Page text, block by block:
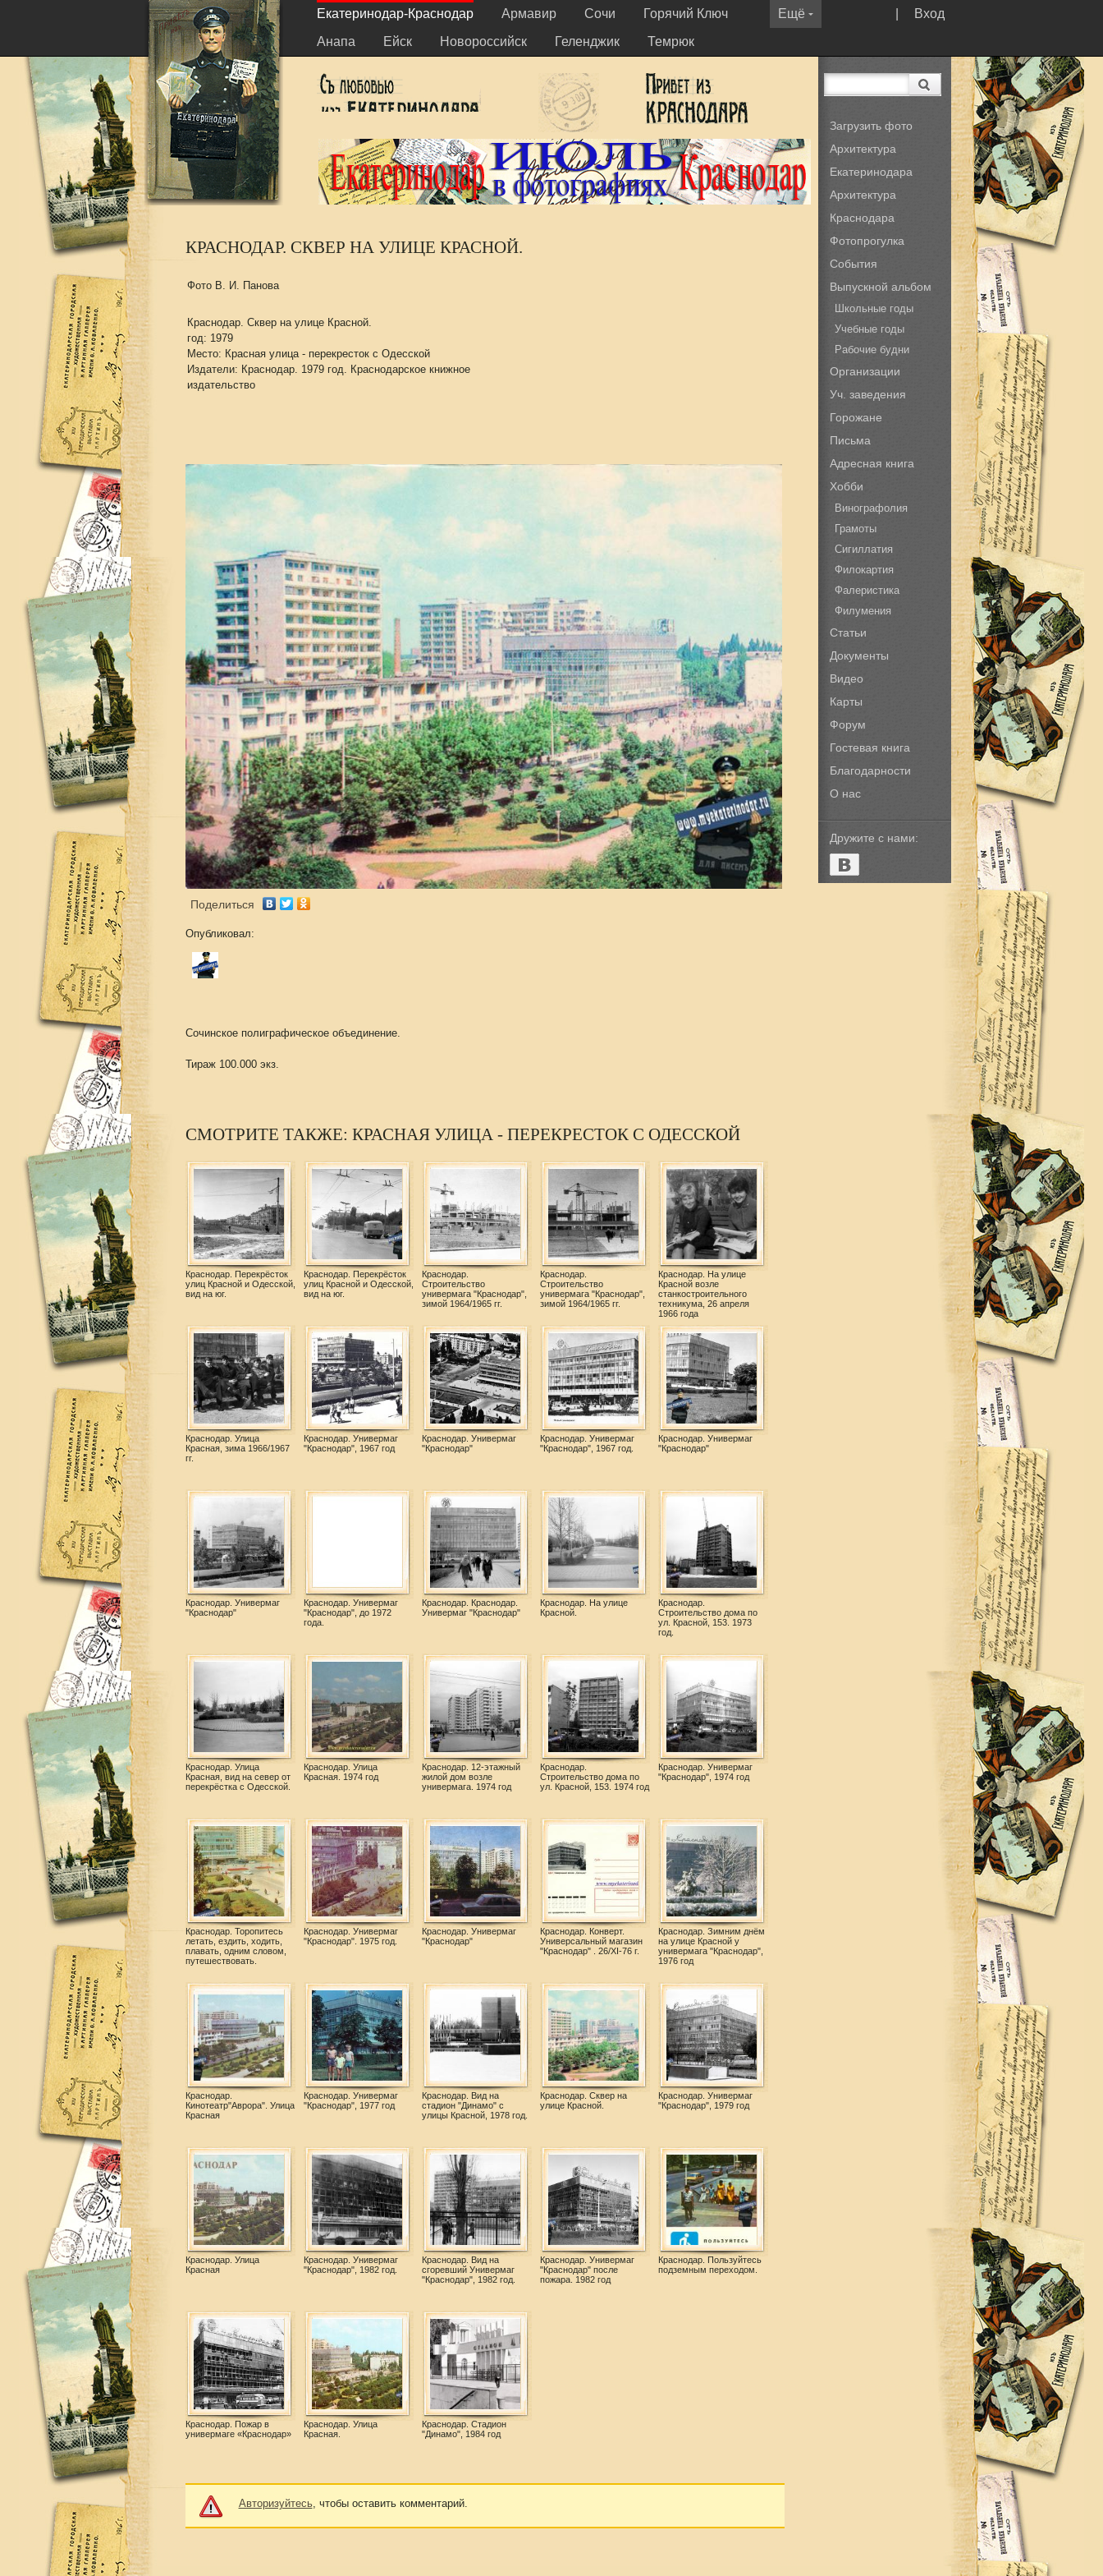
Вход
Ещё
Екатеринодар-Краснодар Армавир Сочи
Горячий Ключ
Анапа
Ейск Новороссийск Геленджик Темрюк
Загрузить фото
Архитектура
Екатеринодара
Архитектура
Краснодара
Фотопрогулка
События
Выпускной альбом
Школьные годы
Учебные годы
Рабочие будни
Организации
Уч. заведения
Горожане
Письма
Адресная книга
Хобби
Винографолия
Грамоты
Сигиллатия
Филокартия
Фалеристика
Филумения
Статьи
Документы
Видео
Карты
Форум
Гостевая книга
Благодарности
О нас
Дружите с нами:
КРАСНОДАР. СКВЕР НА УЛИЦЕ КРАСНОЙ.
Фото В. И. Панова
Краснодар. Сквер на улице Красной.
год: 1979
Место: Красная улица - перекресток с Одесской
Издатели: Краснодар. 1979 год. Краснодарское книжное
издательство
Поделиться
Опубликовал:
Сочинское полиграфическое объединение.
Тираж 100.000 экз.
СМОТРИТЕ ТАКЖЕ: КРАСНАЯ УЛИЦА - ПЕРЕКРЕСТОК С ОДЕССКОЙ
Краснодар. Перекрёсток
улиц Красной и Одесской,
вид на юг.
Краснодар. Перекрёсток
улиц Красной и Одесской,
вид на юг.
Краснодар.
Строительство
универмага "Краснодар",
зимой 1964/1965 гг.
Краснодар.
Строительство
универмага "Краснодар",
зимой 1964/1965 гг.
Краснодар. На улице
Красной возле
станкостроительного
техникума, 26 апреля
1966 года
Краснодар. Улица
Красная, зима 1966/1967
гг.
Краснодар. Универмаг
"Краснодар", 1967 год
Краснодар. Универмаг
"Краснодар"
Краснодар. Универмаг
"Краснодар", 1967 год.
Краснодар. Универмаг
"Краснодар"
Краснодар. Универмаг
"Краснодар"
Краснодар. Универмаг
"Краснодар", до 1972
года.
Краснодар. Краснодар.
Универмаг "Краснодар"
Краснодар. На улице
Красной.
Краснодар.
Строительство дома по
ул. Красной, 153. 1973
год.
Краснодар. Улица
Красная, вид на север от
перекрёстка с Одесской.
Краснодар. Улица
Красная. 1974 год
Краснодар. 12-этажный
жилой дом возле
универмага. 1974 год
Краснодар.
Строительство дома по
ул. Красной, 153. 1974 год
Краснодар. Универмаг
"Краснодар", 1974 год
Краснодар. Торопитесь
летать, ездить, ходить,
плавать, одним словом,
путешествовать.
Краснодар. Универмаг
"Краснодар". 1975 год.
Краснодар. Универмаг
"Краснодар"
Краснодар. Конверт.
Универсальный магазин
"Краснодар" . 26/XI-76 г.
Краснодар. Зимним днём
на улице Красной у
универмага "Краснодар",
1976 год
Краснодар.
Кинотеатр"Аврора". Улица
Красная
Краснодар. Универмаг
"Краснодар", 1977 год
Краснодар. Вид на
стадион "Динамо" с
улицы Красной, 1978 год.
Краснодар. Сквер на
улице Красной.
Краснодар. Универмаг
"Краснодар", 1979 год
Краснодар. Улица
Красная
Краснодар. Универмаг
"Краснодар", 1982 год.
Краснодар. Вид на
сгоревший Универмаг
"Краснодар", 1982 год.
Краснодар. Универмаг
"Краснодар" после
пожара. 1982 год
Краснодар. Пользуйтесь
подземным переходом.
Краснодар. Пожар в
универмаге «Краснодар»
Краснодар. Улица
Красная.
Краснодар. Стадион
"Динамо", 1984 год
Авторизуйтесь, чтобы оставить комментарий.